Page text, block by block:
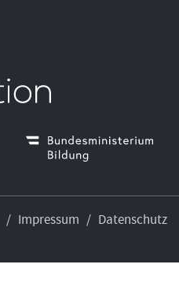
/ Impressum / Datenschutz